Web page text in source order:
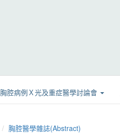
胸腔病例Ｘ光及重症醫學討論會
胸腔醫學雜誌(Abstract)